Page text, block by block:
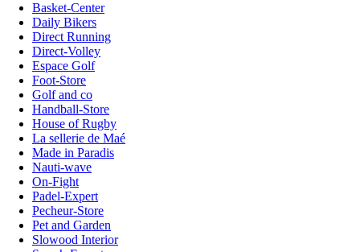
Basket-Center
Daily Bikers
Direct Running
Direct-Volley
Espace Golf
Foot-Store
Golf and co
Handball-Store
House of Rugby
La sellerie de Maé
Made in Paradis
Nauti-wave
On-Fight
Padel-Expert
Pecheur-Store
Pet and Garden
Slowood Interior